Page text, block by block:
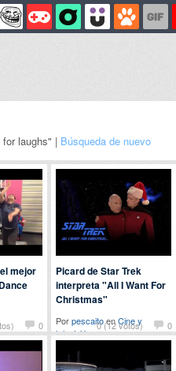
laughs" | Búsqueda de nuevo
0
mejor
0 (12 votos) 0
Picard de Star Trek
interpreta "All I Want For
Christmas"
PorpescaitoenCine y
televisión